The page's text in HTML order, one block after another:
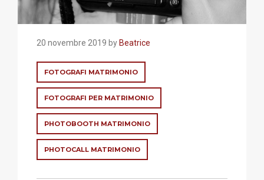
CONVEGNI E MEETING
BUSINESS
LE SALE
TEAM BUILDING ED ATTIVITÀ ESPERENZIALI
BENESSERE
20 novembre 2019 by Beatrice
FOTOGRAFI MATRIMONIO
FOTOGRAFI PER MATRIMONIO
PHOTOBOOTH MATRIMONIO
PHOTOCALL MATRIMONIO